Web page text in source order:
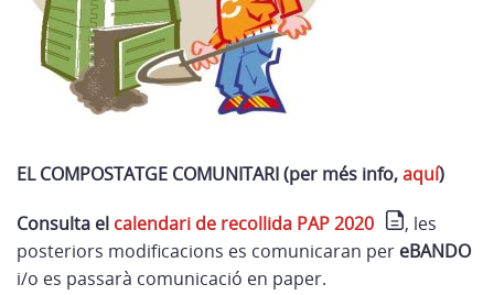
EL COMPOSTATGE COMUNITARI (per més info,aquí)
Consulta el calendari de recollida PAP 2020
, les
posteriors modificacions es comunicaran per eBANDO
i/o es passarà comunicació en paper.